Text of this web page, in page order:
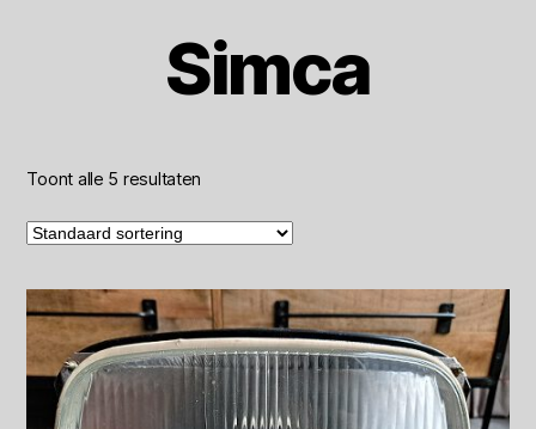
Simca
Toont alle 5 resultaten